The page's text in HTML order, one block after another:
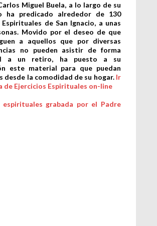
Miguel Buela, a lo largo de su
ha predicado alrededor de 130
Espirituales de San Ignacio, a unas
Movido por el deseo de que
a aquellos que por diversas
no pueden asistir de forma
a un retiro, ha puesto a su
este material para que puedan
desde la comodidad de su hogar. Ir
de Ejercicios Espirituales on-line
espirituales grabada por el Padre